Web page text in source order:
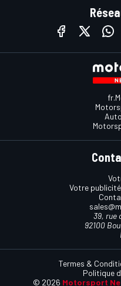
Votre
39, rue
92100
© 2026 Motorsport
Termes &
Politique